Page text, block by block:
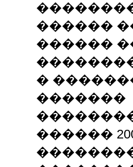
������
������
�
�������
������